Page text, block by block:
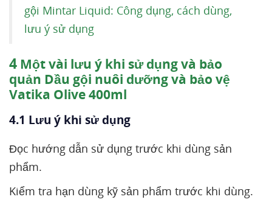
gội Mintar Liquid: Công dụng, cách dùng,
lưu ý sử dụng
4 Một vài lưu ý khi sử dụng và bảo
quản Dầu gội nuôi dưỡng và bảo vệ
Vatika Olive 400ml
4.1 Lưu ý khi sử dụng
Đọc hướng dẫn sử dụng trước khi dùng sản
phẩm.
Kiểm tra hạn dùng kỹ sản phẩm trước khi dùng.